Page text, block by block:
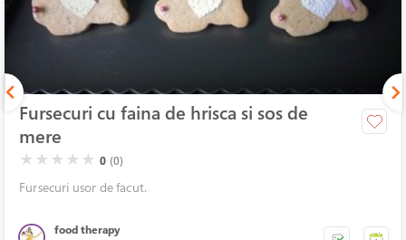
Fursecuri cu faina de hrisca si sos de
mere
( )
★ ( )
★ ( )
★ ( )
★ ( )
★ 0 (0)
Fursecuri usor de facut.
food therapy